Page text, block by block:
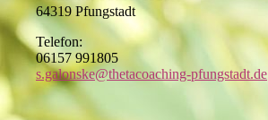
64319 Pfungstadt
Telefon:
06157 991805
s.galonske@thetacoaching-pfungstadt.de